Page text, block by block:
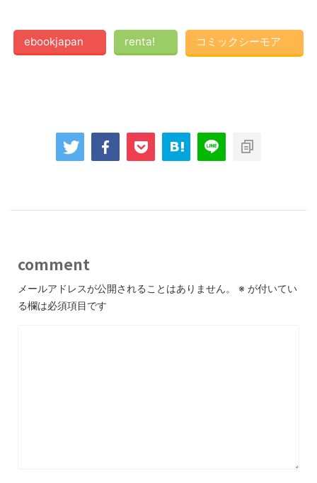
ebookjapan renta! コミックシーモア
comment
メールアドレスが公開されることはありません。 ※ が付いてい
る欄は必須項目です